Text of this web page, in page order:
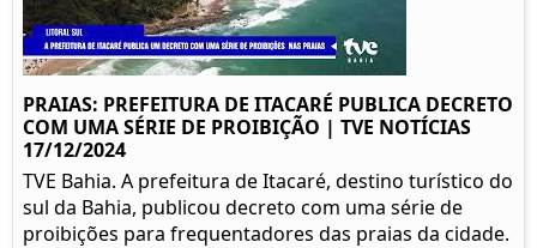
PRAIAS: PREFEITURA DE ITACARÉ PUBLICA DECRETO
COM UMA SÉRIE DE PROIBIÇÃO | TVE NOTÍCIAS
17/12/2024
TVE Bahia. A prefeitura de Itacaré, destino turístico do
sul da Bahia, publicou decreto com uma série de
proibições para frequentadores das praias da cidade.